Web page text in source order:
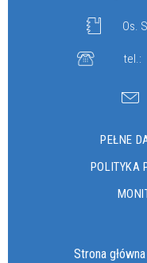
Os.
tel.:
PEŁNE
POLITYKA
Strona główna